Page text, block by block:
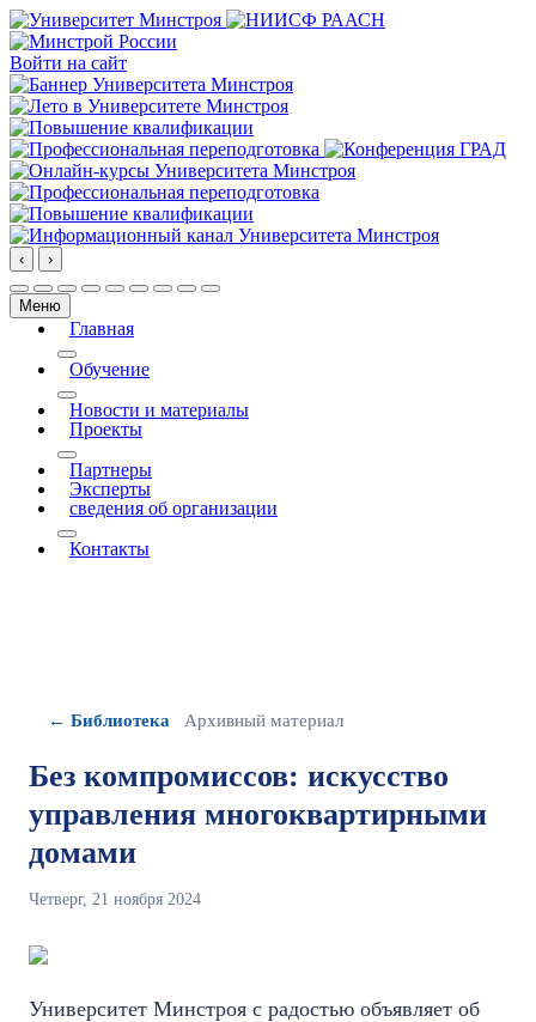
Войти на сайт
‹ ›
Меню
Главная
More about: Главная
Обучение
More about: Обучение
Новости и материалы
Проекты
More about: Проекты
Партнеры
Эксперты
сведения об организации
More about: сведения об организации
Контакты
← Библиотека Архивный материал
Без компромиссов: искусство
управления многоквартирными
домами
Четверг, 21 ноября 2024
Университет Минстроя с радостью объявляет об